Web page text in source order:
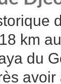
km
du
avoir